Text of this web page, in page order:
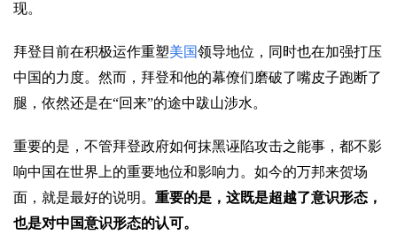
现。
拜登目前在积极运作重塑美国领导地位，同时也在加强打压
中国的力度。然而，拜登和他的幕僚们磨破了嘴皮子跑断了
腿，依然还是在“回来”的途中跋山涉水。
重要的是，不管拜登政府如何抹黑诬陷攻击之能事，都不影
响中国在世界上的重要地位和影响力。如今的万邦来贺场
面，就是最好的说明。 重要的是，这既是超越了意识形态，
也是对中国意识形态的认可。